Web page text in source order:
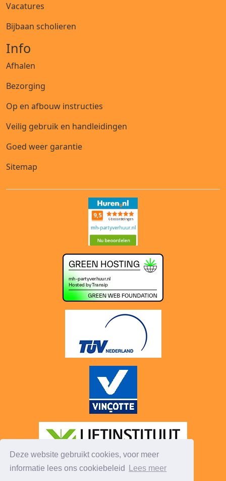
Deze website gebruikt cookies, voor meer
informatie lees ons cookiebeleid
Lees meer
Vacatures
Bijbaan scholieren
Info
Afhalen
Bezorging
Op en afbouw instructies
Veilig gebruik en handleidingen
Goed weer garantie
Sitemap